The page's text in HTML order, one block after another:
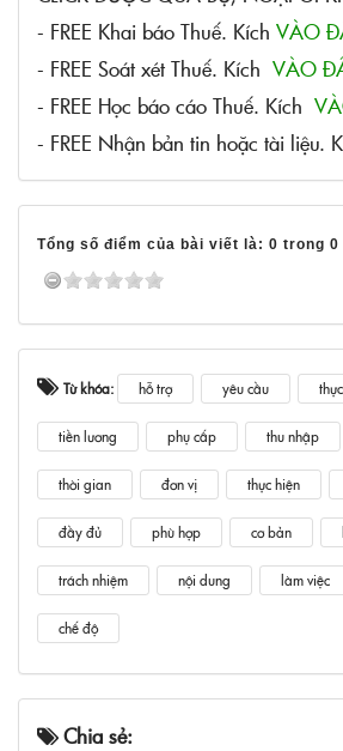
- FREE Khai báo Thuế. Kích VÀO
- FREE Soát xét Thuế. Kích VÀO
- FREE Học báo cáo Thuế. Kích
- FREE Nhận bản tin hoặc tài liệu.
Tổng số điểm của bài viết là: 0 trong 0
Từ khóa: hỗ trợ yêu cầu
tiền lương phụ cấp thu nhập
thời gian đơn vị thực hiện
đầy đủ phù hợp cơ bản
trách nhiệm nội dung làm việc
chế độ
Chia sẻ: